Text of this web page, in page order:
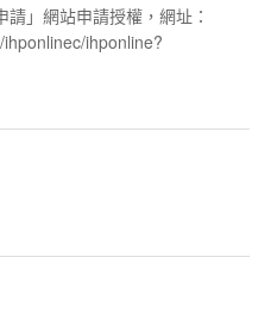
」網站申請授權，網址：
ihponline?